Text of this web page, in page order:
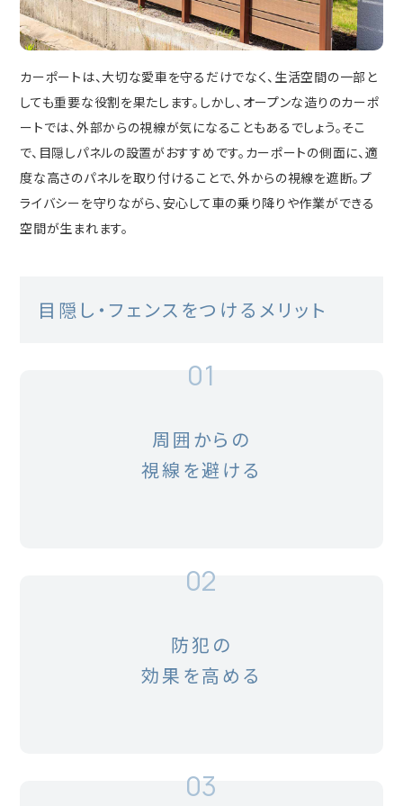
カーポートは、大切な愛車を守るだけでなく、生活空間の一部と
しても重要な役割を果たします。しかし、オープンな造りのカーポ
ートでは、外部からの視線が気になることもあるでしょう。そこ
で、目隠しパネルの設置がおすすめです。カーポートの側面に、適
度な高さのパネルを取り付けることで、外からの視線を遮断。プ
ライバシーを守りながら、安心して車の乗り降りや作業ができる
空間が生まれます。
目隠し・フェンスをつけるメリット
01
周囲からの
視線を避ける
02
防犯の
効果を高める
03